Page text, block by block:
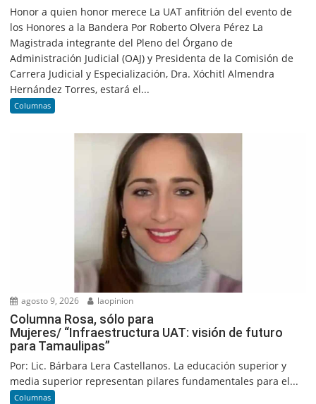
Honor a quien honor merece La UAT anfitrión del evento de
los Honores a la Bandera Por Roberto Olvera Pérez La
Magistrada integrante del Pleno del Órgano de
Administración Judicial (OAJ) y Presidenta de la Comisión de
Carrera Judicial y Especialización, Dra. Xóchitl Almendra
Hernández Torres, estará el...
Columnas
agosto 9, 2026 laopinion
Columna Rosa, sólo para
Mujeres/ “Infraestructura UAT: visión de futuro
para Tamaulipas”
Por: Lic. Bárbara Lera Castellanos. La educación superior y
media superior representan pilares fundamentales para el...
Columnas